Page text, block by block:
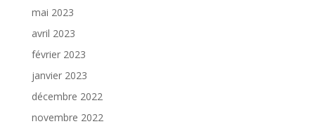
mai 2023
avril 2023
février 2023
janvier 2023
décembre 2022
novembre 2022